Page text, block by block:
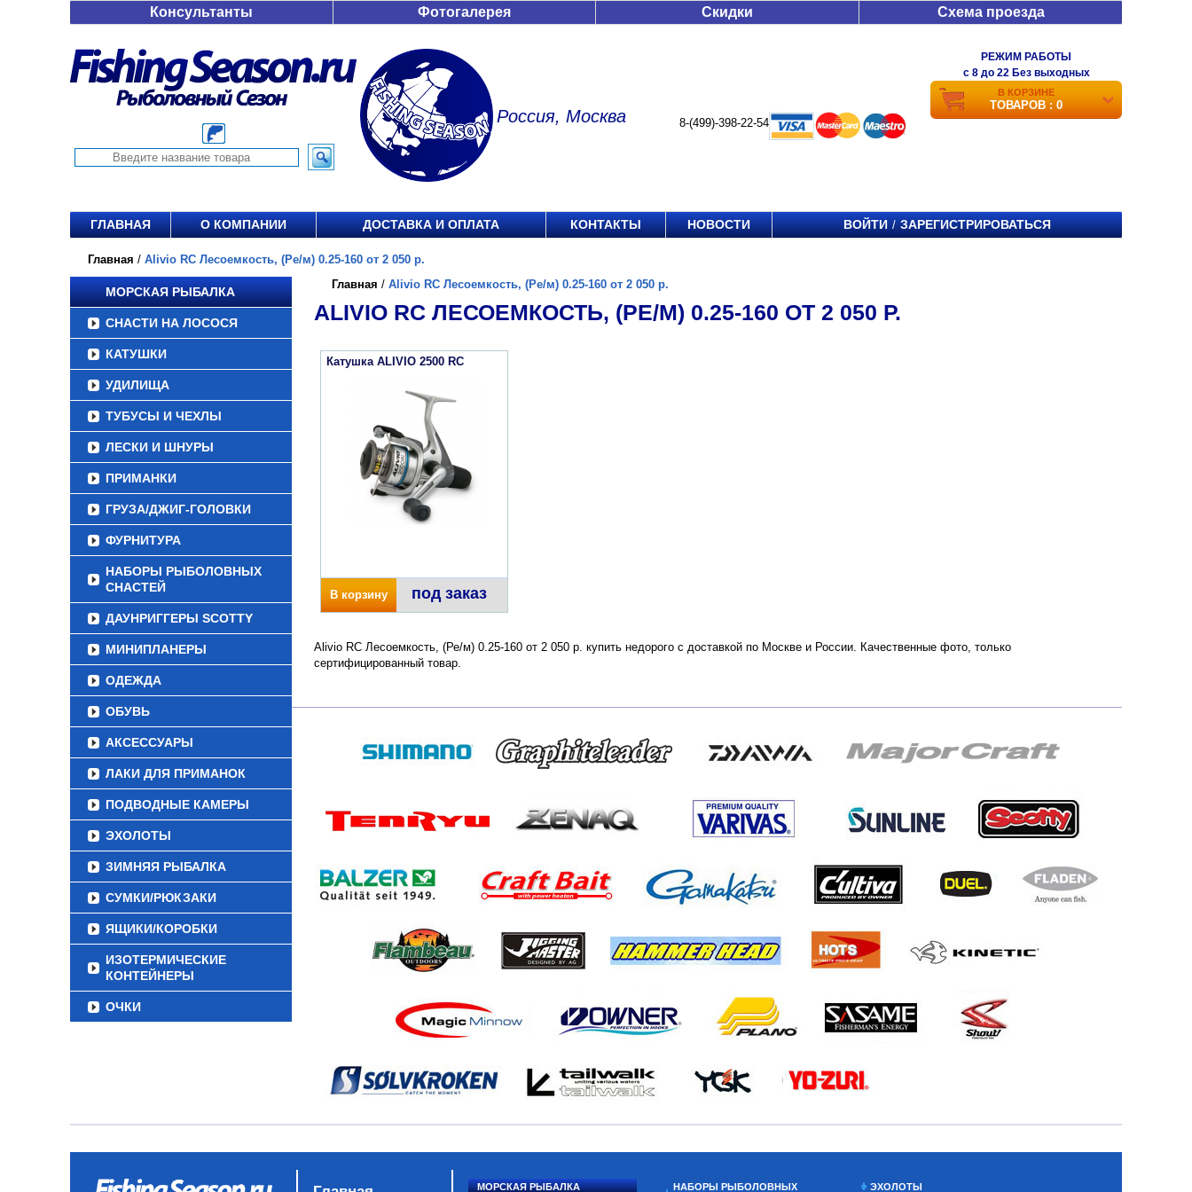
Консультанты Фотогалерея Скидки Схема проезда
Россия, Москва 8-(499)-398-22-54
РЕЖИМ РАБОТЫ
c 8 до 22 Без выходных
В КОРЗИНЕ
ТОВАРОВ : 0
ГЛАВНАЯ О КОМПАНИИ ДОСТАВКА И ОПЛАТА КОНТАКТЫ НОВОСТИ ВОЙТИ / ЗАРЕГИСТРИРОВАТЬСЯ
Главная / Alivio RC Лесоемкость, (Ре/м) 0.25-160 от 2 050 р.
МОРСКАЯ РЫБАЛКА
СНАСТИ НА ЛОСОСЯ
КАТУШКИ
УДИЛИЩА
ТУБУСЫ И ЧЕХЛЫ
ЛЕСКИ И ШНУРЫ
ПРИМАНКИ
ГРУЗА/ДЖИГ-ГОЛОВКИ
ФУРНИТУРА
НАБОРЫ РЫБОЛОВНЫХ
СНАСТЕЙ
ДАУНРИГГЕРЫ SCOTTY
МИНИПЛАНЕРЫ
ОДЕЖДА
ОБУВЬ
АКСЕССУАРЫ
ЛАКИ ДЛЯ ПРИМАНОК
ПОДВОДНЫЕ КАМЕРЫ
ЭХОЛОТЫ
ЗИМНЯЯ РЫБАЛКА
СУМКИ/РЮКЗАКИ
ЯЩИКИ/КОРОБКИ
ИЗОТЕРМИЧЕСКИЕ
КОНТЕЙНЕРЫ
ОЧКИ
Главная / Alivio RC Лесоемкость, (Ре/м) 0.25-160 от 2 050 р.
ALIVIO RC ЛЕСОЕМКОСТЬ, (РЕ/М) 0.25-160 ОТ 2 050 Р.
Катушка ALIVIO 2500 RC
В корзину под заказ
Alivio RC Лесоемкость, (Ре/м) 0.25-160 от 2 050 р. купить недорого с доставкой по Москве и России. Качественные фото, только
сертифицированный товар.
МОРСКАЯ РЫБАЛКА НАБОРЫ РЫБОЛОВНЫХ ЭХОЛОТЫ